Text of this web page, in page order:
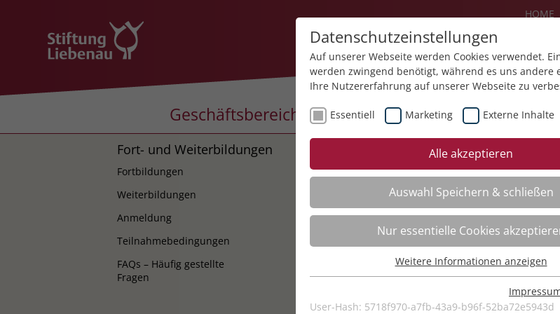
HOME
Geschäftsbereiche Über uns Aktuelles
Fort- und Weiterbildungen
Fortbildungen
Weiterbildungen
Anmeldung
Teilnahmebedingungen
FAQs – Häufig gestellte
Fragen
Kursempfehlungen
Beratung
Supervision
Coaching
Mediation
Organisationsentwicklung
Bildungsberatung
Moderation
Datenschutzeinstellungen
Auf unserer Webseite werden Cookies verwendet.
werden zwingend benötigt, während es uns andere
Ihre Nutzererfahrung auf unserer Webseite zu
Essentiell Marketing Externe Inhalte
Alle akzeptieren
Auswahl Speichern & schließen
Nur essentielle Cookies
Essentielle Cookies werden für grundlegende
Webseite benötigt. Dadurch ist gewährleistet, dass
Weitere Informationen anzeigen
User-Hash: 5718f970-a7fb-43a9-b96f-52ba72e5943d